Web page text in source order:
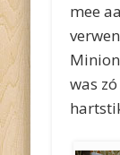
mee
was